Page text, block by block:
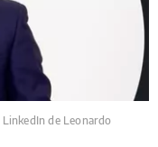
LinkedIn de Leonardo